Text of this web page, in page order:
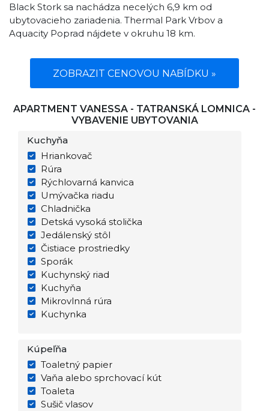
Black Stork sa nachádza necelých 6,9 km od
ubytovacieho zariadenia. Thermal Park Vrbov a
Aquacity Poprad nájdete v okruhu 18 km.
ZOBRAZIT CENOVOU NABÍDKU »
APARTMENT VANESSA - TATRANSKÁ LOMNICA -
VYBAVENIE UBYTOVANIA
Kuchyňa
Hriankovač
Rúra
Rýchlovarná kanvica
Umývačka riadu
Chladnička
Detská vysoká stolička
Jedálenský stôl
Čistiace prostriedky
Sporák
Kuchynský riad
Kuchyňa
Mikrovlnná rúra
Kuchynka
Kúpeľňa
Toaletný papier
Vaňa alebo sprchovací kút
Toaleta
Sušič vlasov